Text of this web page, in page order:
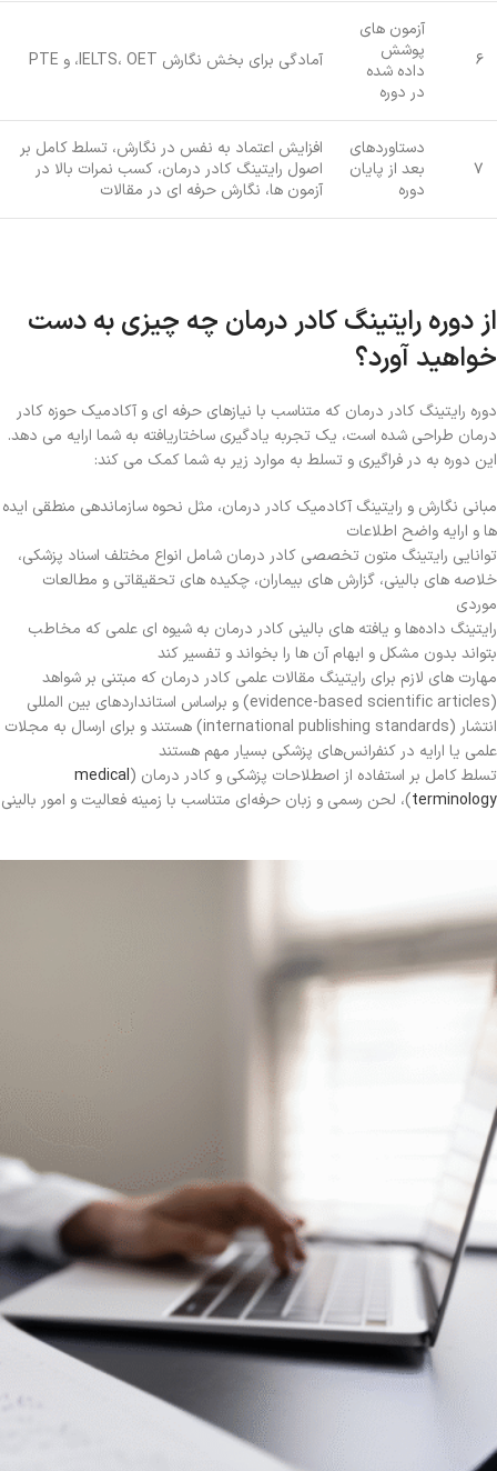
۶
آزمون‌ های
پوشش
داده‌ شده
در دوره
آمادگی برای بخش نگارش IELTS، OET، و PTE
۷
دستاوردهای
بعد از پایان
دوره
افزایش اعتماد به نفس در نگارش، تسلط کامل بر
اصول رایتینگ کادر درمان، کسب نمرات بالا در
آزمون‌ ها، نگارش حرفه ای در مقالات
از دوره رایتینگ کادر درمان چه چیزی به دست
خواهید آورد؟
دوره رایتینگ کادر درمان که متناسب با نیازهای حرفه‌ ای و آکادمیک حوزه کادر
درمان طراحی شده است، یک تجربه یادگیری ساختاریافته به شما ارایه می‌ دهد.
این دوره به در فراگیری و تسلط به موارد زیر به شما کمک می‌ کند:
مبانی نگارش و رایتینگ آکادمیک کادر درمان، مثل نحوه سازماندهی منطقی ایده‌
ها و ارایه واضح اطلاعات
توانایی رایتینگ متون تخصصی کادر درمان شامل انواع مختلف اسناد پزشکی،
خلاصه‌ های بالینی، گزارش‌ های بیماران، چکیده‌ های تحقیقاتی و مطالعات
موردی
رایتینگ داده‌ها و یافته‌ های بالینی کادر درمان به شیوه‌ ای علمی که مخاطب
بتواند بدون مشکل و ابهام آن ها را بخواند و تفسیر کند
مهارت‌ های لازم برای رایتینگ مقالات علمی کادر درمان که مبتنی بر شواهد
(evidence-based scientific articles) و براساس استانداردهای بین‌ المللی
انتشار (international publishing standards) هستند و برای ارسال به مجلات
علمی یا ارایه در کنفرانس‌های پزشکی بسیار مهم هستند
تسلط کامل بر استفاده از اصطلاحات پزشکی و کادر درمان (medical
terminology)، لحن رسمی و زبان حرفه‌ای متناسب با زمینه‌ فعالیت و امور بالینی